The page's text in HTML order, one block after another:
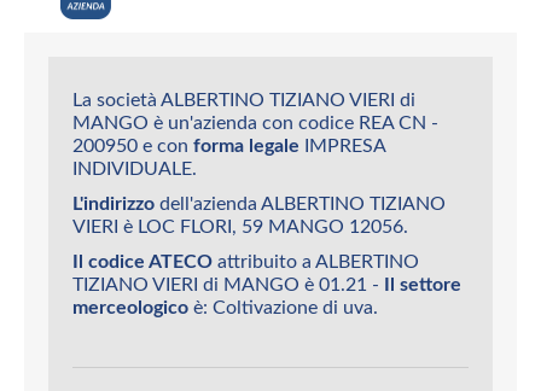
La società ALBERTINO TIZIANO VIERI di
MANGO è un'azienda con codice REA CN -
200950 e con forma legale IMPRESA
INDIVIDUALE.
L'indirizzo dell'azienda ALBERTINO TIZIANO
VIERI è LOC FLORI, 59 MANGO 12056.
Il codice ATECO attribuito a ALBERTINO
TIZIANO VIERI di MANGO è 01.21 - Il settore
merceologico è: Coltivazione di uva.